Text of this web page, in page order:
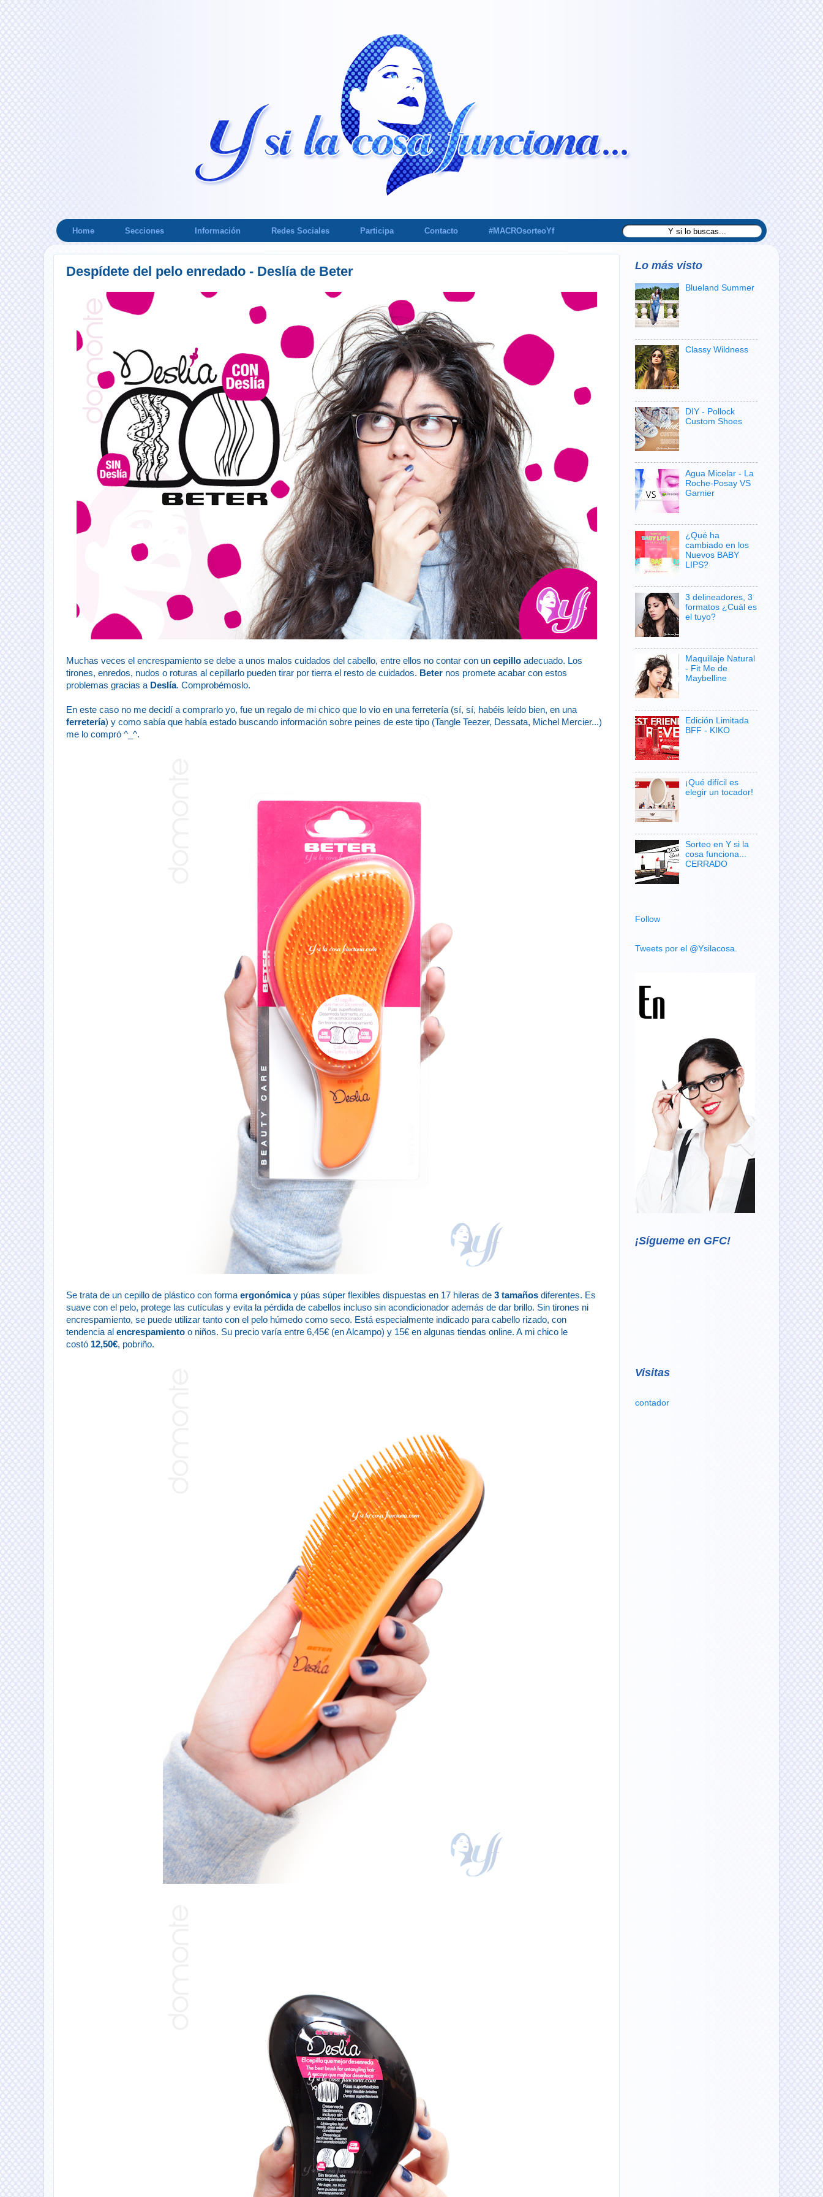
Home Secciones Información Redes Sociales Participa Contacto #MACROsorteoYf
Despídete del pelo enredado - Deslía de Beter
Muchas veces el encrespamiento se debe a unos malos cuidados del cabello, entre ellos no contar con un cepillo adecuado. Los
tirones, enredos, nudos o roturas al cepillarlo pueden tirar por tierra el resto de cuidados. Beter nos promete acabar con estos
problemas gracias a Deslía. Comprobémoslo.
En este caso no me decidí a comprarlo yo, fue un regalo de mi chico que lo vio en una ferretería (sí, sí, habéis leído bien, en una
ferretería) y como sabía que había estado buscando información sobre peines de este tipo (Tangle Teezer, Dessata, Michel Mercier...)
me lo compró ^_^.
Se trata de un cepillo de plástico con forma ergonómicay púas súper flexibles dispuestas en 17 hileras de 3 tamaños diferentes. Es
suave con el pelo, protege las cutículas y evita la pérdida de cabellos incluso sin acondicionador además de dar brillo. Sin tirones ni
encrespamiento, se puede utilizar tanto con el pelo húmedo como seco. Está especialmente indicado para cabello rizado, con
tendencia al encrespamiento o niños. Su precio varía entre 6,45€ (en Alcampo) y 15€ en algunas tiendas online. A mi chico le
costó 12,50€, pobriño.
Lo más visto
Blueland Summer
Classy Wildness
DIY - Pollock
Custom Shoes
Agua Micelar - La
Roche-Posay VS
Garnier
¿Qué ha
cambiado en los
Nuevos BABY
LIPS?
3 delineadores, 3
formatos ¿Cuál es
el tuyo?
Maquillaje Natural
- Fit Me de
Maybelline
Edición Limitada
BFF - KIKO
¡Qué difícil es
elegir un tocador!
Sorteo en Y si la
cosa funciona...
CERRADO
Follow
Tweets por el @Ysilacosa.
¡Sígueme en GFC!
Visitas
contador